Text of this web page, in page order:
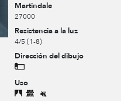
Martindale
27000
Resistencia a la luz
4/5 (1-8)
Dirección del dibujo
Uso